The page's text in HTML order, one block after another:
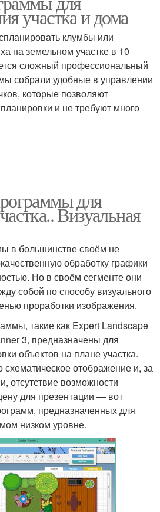
участка и дома
клумбы или
на земельном участке в 10
сложный профессиональный
собрали удобные в управлении
которые позволяют
и не требуют много
для
Визуальная
в большинстве своём не
обработку графики
Но в своём сегменте они
собой по способу визуального
проработки изображения.
такие как Expert Landscape
3, предназначены для
объектов на плане участка.
схематическое отображение и, за
отсутствие возможности
для презентации — вот
предназначенных для
низком уровне.